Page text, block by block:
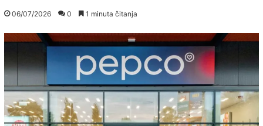
06/07/2026 0 1 minuta čitanja